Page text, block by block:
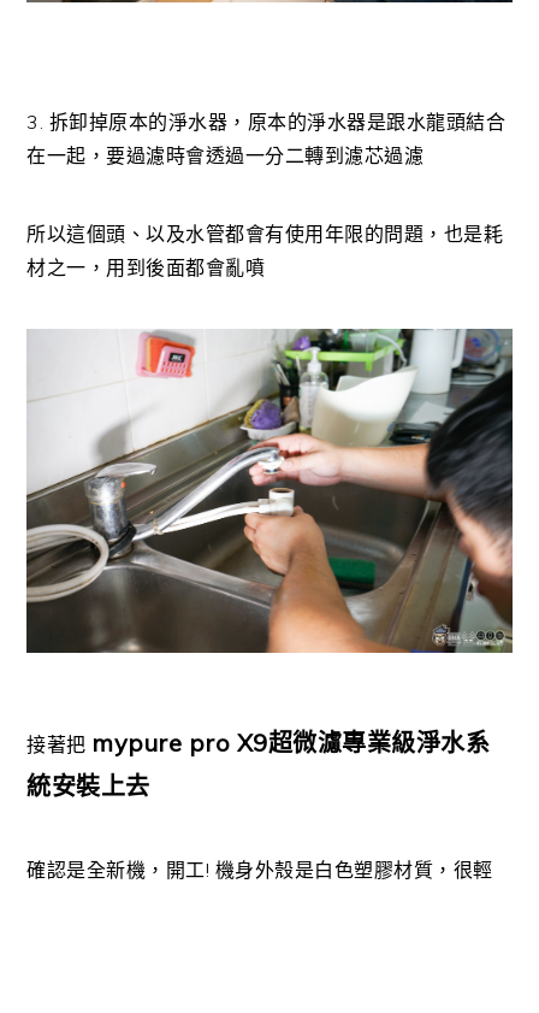
3. 拆卸掉原本的淨水器，原本的淨水器是跟水龍頭結合
在一起，要過濾時會透過一分二轉到濾芯過濾
所以這個頭、以及水管都會有使用年限的問題，也是耗
材之一，用到後面都會亂噴
接著把 mypure pro X9超微濾專業級淨水系
統安裝上去
確認是全新機，開工! 機身外殼是白色塑膠材質，很輕